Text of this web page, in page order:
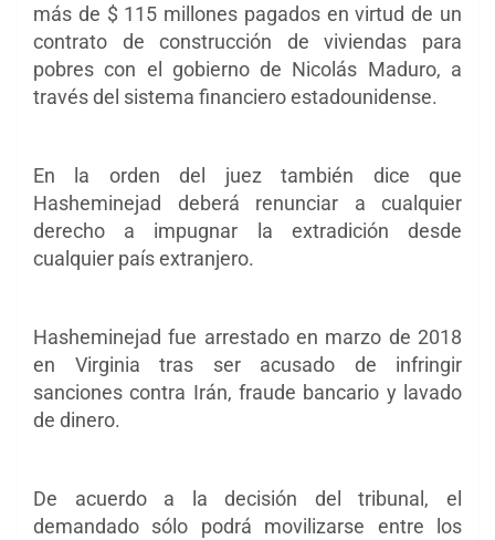
más de $ 115 millones pagados en virtud de un
contrato de construcción de viviendas para
pobres con el gobierno de Nicolás Maduro, a
través del sistema financiero estadounidense.
En la orden del juez también dice que
Hasheminejad deberá renunciar a cualquier
derecho a impugnar la extradición desde
cualquier país extranjero.
Hasheminejad fue arrestado en marzo de 2018
en Virginia tras ser acusado de infringir
sanciones contra Irán, fraude bancario y lavado
de dinero.
De acuerdo a la decisión del tribunal, el
demandado sólo podrá movilizarse entre los